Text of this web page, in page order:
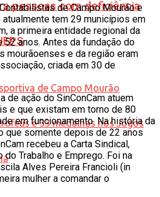
pessoas com deficiência
de Campo Mourão e
atualmente tem 29 municípios em
a primeira entidade regional da
52 anos. Antes da fundação do
mourãoenses e da região eram
criada em 30 de
de ação do SinConCam atuem
e que existam em torno de 80
em funcionamento. Na história da
que somente depois de 22 anos
recebeu a Carta Sindical,
Trabalho e Emprego. Foi na
Alves Pereira Francioli (in
mulher a comandar o